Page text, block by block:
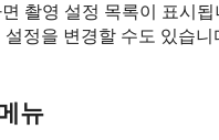
촬영 설정 목록이 표시
정을 변경할 수도 있습니
뉴